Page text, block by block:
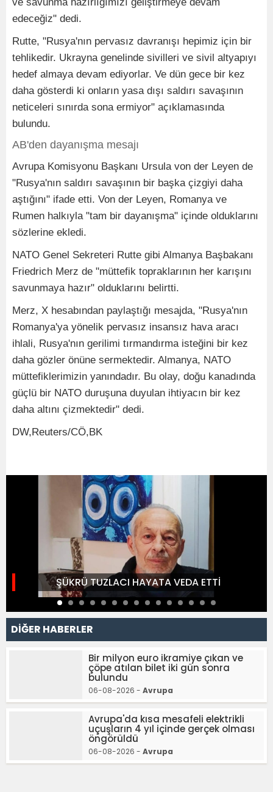
edeceğiz" dedi.
Rutte, "Rusya'nın pervasız davranışı hepimiz için bir
tehlikedir. Ukrayna genelinde sivilleri ve sivil altyapıyı
hedef almaya devam ediyorlar. Ve dün gece bir kez
daha gösterdi ki onların yasa dışı saldırı savaşının
neticeleri sınırda sona ermiyor" açıklamasında
bulundu.
AB'den dayanışma mesajı
Avrupa Komisyonu Başkanı Ursula von der Leyen de
"Rusya'nın saldırı savaşının bir başka çizgiyi daha
aştığını" ifade etti. Von der Leyen, Romanya ve
Rumen halkıyla "tam bir dayanışma" içinde olduklarını
sözlerine ekledi.
NATO Genel Sekreteri Rutte gibi Almanya Başbakanı
Friedrich Merz de "müttefik topraklarının her karışını
savunmaya hazır" olduklarını belirtti.
Merz, X hesabından paylaştığı mesajda, "Rusya'nın
Romanya'ya yönelik pervasız insansız hava aracı
ihlali, Rusya'nın gerilimi tırmandırma isteğini bir kez
daha gözler önüne sermektedir. Almanya, NATO
müttefiklerimizin yanındadır. Bu olay, doğu kanadında
güçlü bir NATO duruşuna duyulan ihtiyacın bir kez
daha altını çizmektedir" dedi.
DW,Reuters/CÖ,BK
ŞÜKRÜ TUZLACI HAYATA VEDA ETTİ
DİĞER HABERLER
Bir milyon euro ikramiye çıkan ve
çöpe atılan bilet iki gün sonra
bulundu
06-08-2026 - Avrupa
Avrupa'da kısa mesafeli elektrikli
uçuşların 4 yıl içinde gerçek olması
öngörüldü
06-08-2026 - Avrupa